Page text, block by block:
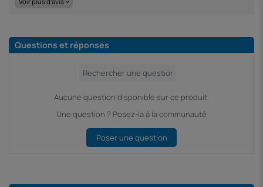
Questions et réponses
Aucune question disponible sur ce produit.
Une question ? Posez-la à la communauté
Poser une question